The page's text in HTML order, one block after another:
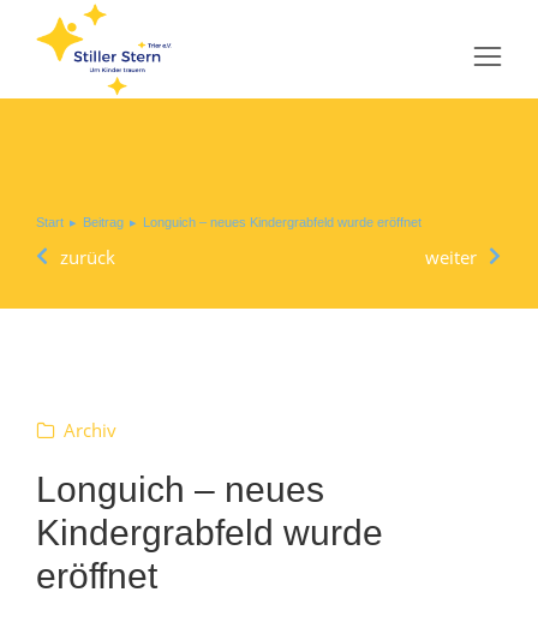
Sie befinden sich hier:
Start Beitrag Longuich – neues Kindergrabfeld wurde eröffnet
zurück weiter
Archiv
Longuich – neues
Kindergrabfeld wurde
eröffnet